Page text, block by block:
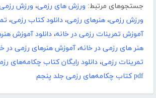
جستجوهای مرتبط: ورزش های رزمی، ورزش
ورزش رزمی، هنرهای رزمی، دانلود کتاب رزمی،
آموزش تمرینات رزمی در خانه، دانلود آموزش
هنر های رزمی در خانه،آموزش هنرهای رزمی در
تمرینات رزمی، دانلود رایگان کتاب چکامه‌های
pdf کتاب چکامه‌های رزمی جلد پنجم